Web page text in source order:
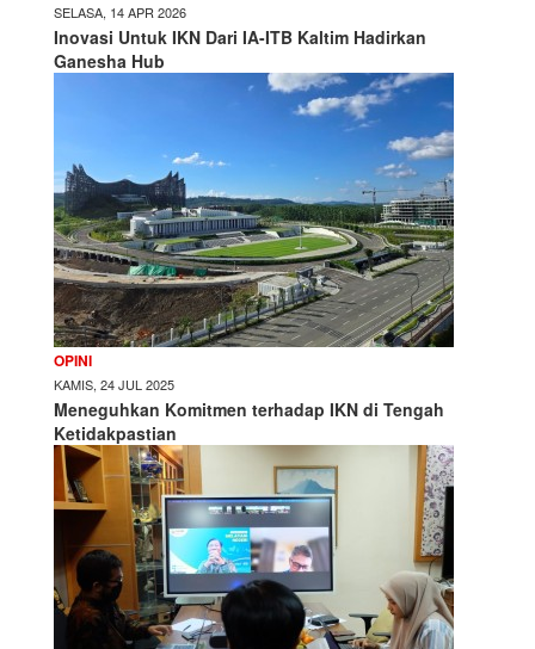
SELASA, 14 APR 2026
Inovasi Untuk IKN Dari IA-ITB Kaltim Hadirkan
Ganesha Hub
OPINI
KAMIS, 24 JUL 2025
Meneguhkan Komitmen terhadap IKN di Tengah
Ketidakpastian